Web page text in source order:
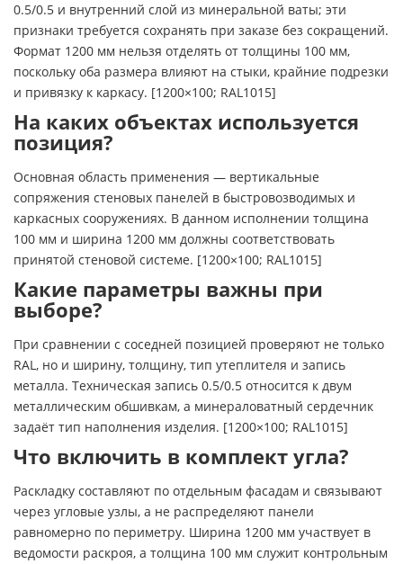
0.5/0.5 и внутренний слой из минеральной ваты; эти
признаки требуется сохранять при заказе без сокращений.
Формат 1200 мм нельзя отделять от толщины 100 мм,
поскольку оба размера влияют на стыки, крайние подрезки
и привязку к каркасу. [1200×100; RAL1015]
На каких объектах используется
позиция?
Основная область применения — вертикальные
сопряжения стеновых панелей в быстровозводимых и
каркасных сооружениях. В данном исполнении толщина
100 мм и ширина 1200 мм должны соответствовать
принятой стеновой системе. [1200×100; RAL1015]
Какие параметры важны при
выборе?
При сравнении с соседней позицией проверяют не только
RAL, но и ширину, толщину, тип утеплителя и запись
металла. Техническая запись 0.5/0.5 относится к двум
металлическим обшивкам, а минераловатный сердечник
задаёт тип наполнения изделия. [1200×100; RAL1015]
Что включить в комплект угла?
Раскладку составляют по отдельным фасадам и связывают
через угловые узлы, а не распределяют панели
равномерно по периметру. Ширина 1200 мм участвует в
ведомости раскроя, а толщина 100 мм служит контрольным